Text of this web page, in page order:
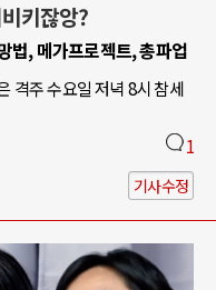
키잖앙?
법, 메가프로젝트, 총파업
격주 수요일 저녁 8시 참세
1
기사수정